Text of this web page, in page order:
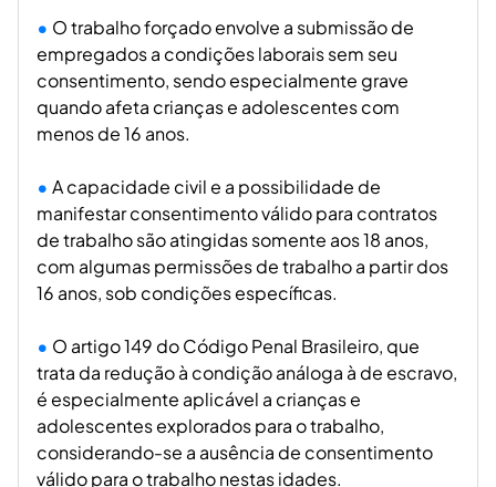
O trabalho forçado envolve a submissão de
empregados a condições laborais sem seu
consentimento, sendo especialmente grave
quando afeta crianças e adolescentes com
menos de 16 anos.
A capacidade civil e a possibilidade de
manifestar consentimento válido para contratos
de trabalho são atingidas somente aos 18 anos,
com algumas permissões de trabalho a partir dos
16 anos, sob condições específicas.
O artigo 149 do Código Penal Brasileiro, que
trata da redução à condição análoga à de escravo,
é especialmente aplicável a crianças e
adolescentes explorados para o trabalho,
considerando-se a ausência de consentimento
válido para o trabalho nestas idades.